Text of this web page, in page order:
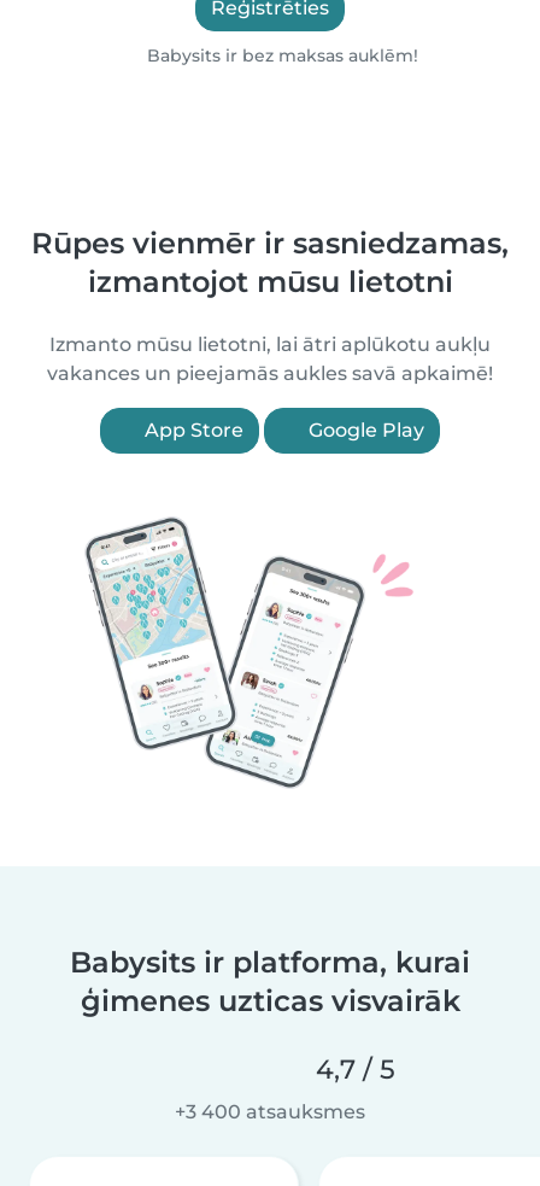
Reģistrēties
Babysits ir bez maksas auklēm!
Rūpes vienmēr ir sasniedzamas,
izmantojot mūsu lietotni
Izmanto mūsu lietotni, lai ātri aplūkotu aukļu
vakances un pieejamās aukles savā apkaimē!
App Store Google Play
Babysits ir platforma, kurai
ģimenes uzticas visvairāk
4,7 / 5
+3 400 atsauksmes